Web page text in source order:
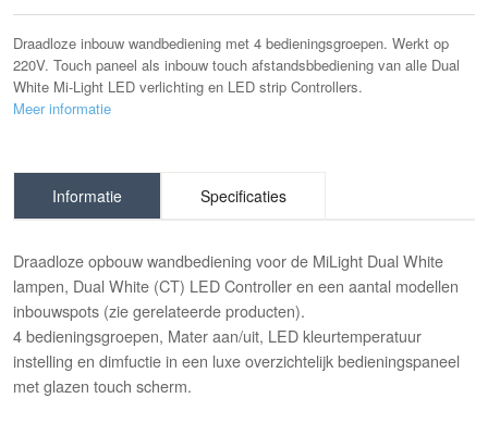
Draadloze inbouw wandbediening met 4 bedieningsgroepen. Werkt op
220V. Touch paneel als inbouw touch afstandsbbediening van alle Dual
White Mi-Light LED verlichting en LED strip Controllers.
Meer informatie
Informatie Specificaties
Draadloze opbouw wandbediening voor de MiLight Dual White
lampen, Dual White (CT) LED Controller en een aantal modellen
inbouwspots (zie gerelateerde producten).
4 bedieningsgroepen, Mater aan/uit, LED kleurtemperatuur
instelling en dimfuctie in een luxe overzichtelijk bedieningspaneel
met glazen touch scherm.